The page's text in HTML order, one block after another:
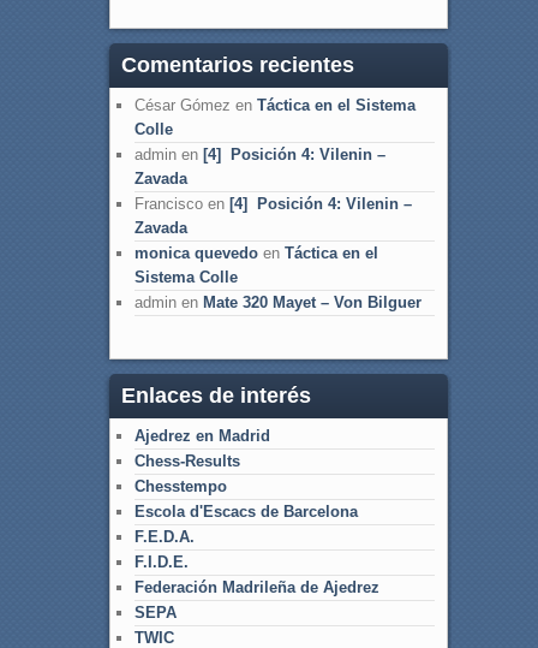
Comentarios recientes
César Gómez en Táctica en el Sistema
Colle
adminen [4] Posición 4: Vilenin –
Zavada
Franciscoen [4] Posición 4: Vilenin –
Zavada
monica quevedoen Táctica en el
Sistema Colle
adminen Mate 320 Mayet – Von Bilguer
Enlaces de interés
Ajedrez en Madrid
Chess-Results
Chesstempo
Escola d'Escacs de Barcelona
F.E.D.A.
F.I.D.E.
Federación Madrileña de Ajedrez
SEPA
TWIC